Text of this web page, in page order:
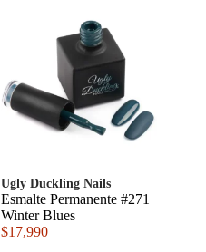
Ugly Duckling Nails
Esmalte Permanente #271
Winter Blues
$17,990